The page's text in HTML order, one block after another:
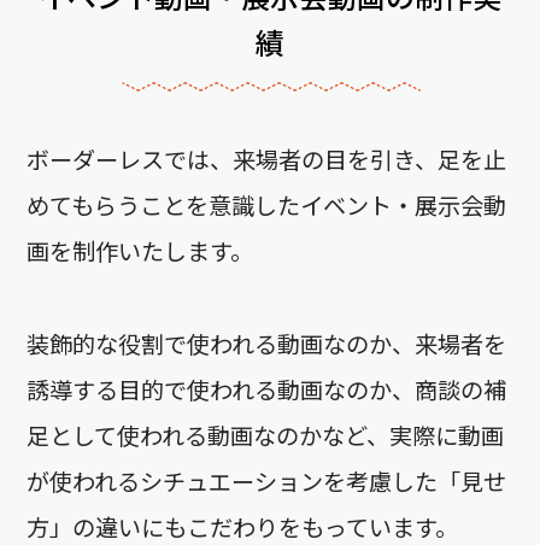
績
ボーダーレスでは、来場者の目を引き、足を止
めてもらうことを意識したイベント・展示会動
画を制作いたします。
装飾的な役割で使われる動画なのか、来場者を
誘導する目的で使われる動画なのか、商談の補
足として使われる動画なのかなど、実際に動画
が使われるシチュエーションを考慮した「見せ
方」の違いにもこだわりをもっています。